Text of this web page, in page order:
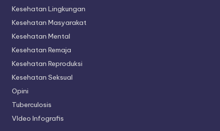
Kesehatan Lingkungan
Kesehatan Masyarakat
Kesehatan Mental
Kesehatan Remaja
Kesehatan Reproduksi
Kesehatan Seksual
Opini
Tuberculosis
VIdeo Infografis